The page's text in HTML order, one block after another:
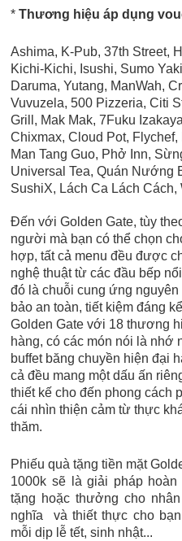
*Thương hiệu áp dụng
Ashima, K-Pub, 37th Street,
Kichi-Kichi, Isushi, Sumo
Daruma, Yutang, ManWah,
Vuvuzela, 500 Pizzeria, Citi
Grill, Mak Mak, 7Fuku
Chixmax, Cloud Pot,
Man Tang Guo, Phở Inn,
Universal Tea,Quán Nướng
SushiX, Lách Ca Lách Cách,
Đến với Golden Gate, tùy
người mà bạn có thể chọn
hợp, tất cả menu đều được
nghệ thuật từ các đầu bếp
đó là chuỗi cung ứng
bảo an toàn, tiết kiệm đáng
Golden Gate với 18 thương
hàng, có các món nói là nhớ
buffet băng chuyền hiện đại
cả đều mang một dấu ấn
thiết kế cho đến phong cách
cái nhìn thiện cảm từ thực
thăm.
Phiếu quà tặng tiền mặt
1000k sẽ là giải pháp
tặng hoặc thưởng cho
nghĩa và thiết thực cho
mỗi dịp lễ tết, sinh nhật...